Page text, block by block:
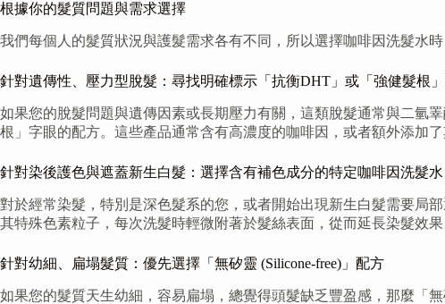
根據你的髮質問題與需求選擇
我們每個人的髮質狀況與護髮需求各有不同，所以選擇咖啡因洗髮水
針對遺傳性、壓力型脫髮：尋找明確標示「抗衡DHT」或「強健髮根
如果您的脫髮問題與遺傳因素或長期壓力有關，這類脫髮通常與二氫
根」字眼的配方。這些產品通常含有高濃度的咖啡因，或者額外添加
針對染後護色與遮蓋新生白髮：選擇含有補色成分的特定咖啡因洗髮水
對於經常染髮，特別是深色髮系的您，或者開始出現新生白髮需要局
其特殊色素粒子，每次洗髮時輕微附著於髮絲表面，從而延長染髮效
針對幼細、扁塌髮質：優先選擇「無矽靈 (Silicone-free)」配方
如果您的髮質天生幼細，容易扁塌，總覺得頭髮缺乏豐盈感，那麼「